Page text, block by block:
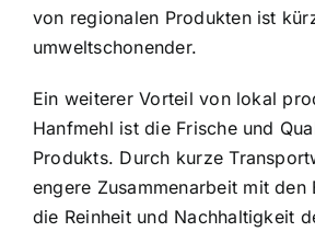
von regionalen Produkten ist
umweltschonender.
Ein weiterer Vorteil von lokal
Hanfmehl ist die Frische und
Produkts. Durch kurze
engere Zusammenarbeit mit den
die Reinheit und Nachhaltigkeit